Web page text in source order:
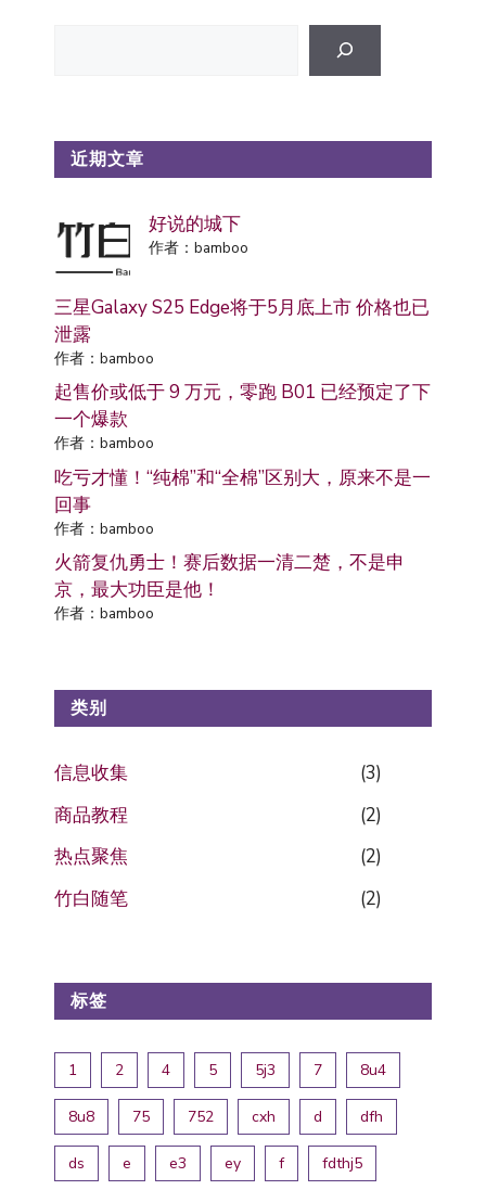
近期文章
好说的城下
作者：bamboo
三星Galaxy S25 Edge将于5月底上市 价格也已
泄露
作者：bamboo
起售价或低于 9 万元，零跑 B01 已经预定了下
一个爆款
作者：bamboo
吃亏才懂！“纯棉”和“全棉”区别大，原来不是一
回事
作者：bamboo
火箭复仇勇士！赛后数据一清二楚，不是申
京，最大功臣是他！
作者：bamboo
类别
信息收集
(3)
商品教程
(2)
热点聚焦
(2)
竹白随笔
(2)
标签
1 2 4 5 5j3 7 8u4
8u8 75 752 cxh d dfh
ds e e3 ey f fdthj5